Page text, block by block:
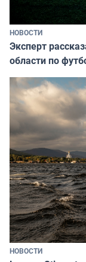
НОВОСТИ
Эксперт
области по
НОВОСТИ